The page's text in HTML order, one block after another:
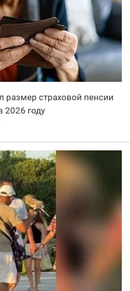
размер страховой пенсии
2026 году